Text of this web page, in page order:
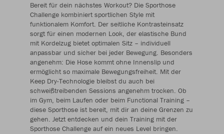
Bereit für dein nächstes Workout? Die Sporthose
Challenge kombiniert sportlichen Style mit
funktionalem Komfort. Der seitliche Kontrasteinsatz
sorgt für einen modernen Look, der elastische Bund
mit Kordelzug bietet optimalen Sitz – individuell
anpassbar und sicher bei jeder Bewegung. Besonders
angenehm: Die Hose kommt ohne Innenslip und
ermöglicht so maximale Bewegungsfreiheit. Mit der
Keep Dry-Technologie bleibst du auch bei
schweißtreibenden Sessions angenehm trocken. Ob
im Gym, beim Laufen oder beim Functional Training –
diese Sporthose ist bereit, mit dir an deine Grenzen zu
gehen. Jetzt entdecken und dein Training mit der
Sporthose Challenge auf ein neues Level bringen.